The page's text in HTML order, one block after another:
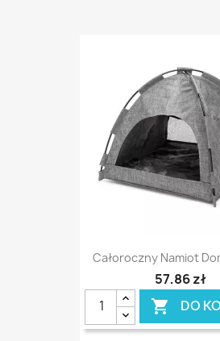
Całoroczny Namiot
57,86 zł
 DO